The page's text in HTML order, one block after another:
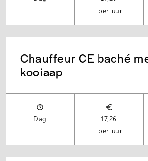
per uur
Chauffeur CE baché
kooiaap
Dag
17,26
per uur